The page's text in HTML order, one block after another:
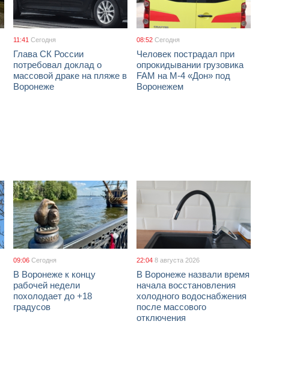
11:41 Сегодня
Глава СК России
потребовал доклад о
массовой драке на пляже в
Воронеже
08:52 Сегодня
Человек пострадал при
опрокидывании грузовика
FAM на М-4 «Дон» под
Воронежем
09:06 Сегодня
В Воронеже к концу
рабочей недели
похолодает до +18
градусов
22:04 8 августа 2026
В Воронеже назвали время
начала восстановления
холодного водоснабжения
после массового
отключения